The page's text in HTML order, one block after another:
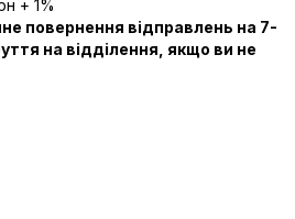
+ 1%
повернення відправлень на 7-
на відділення, якщо ви не